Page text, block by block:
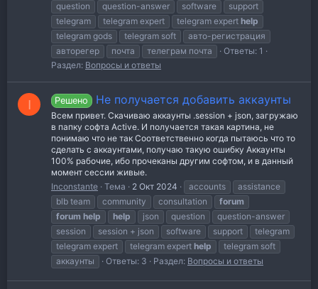
question
question-answer software
support
telegram
telegram expert telegram expert help
telegram gods
telegram soft
авто-регистрация
авторегер
почта телеграм почта
Ответы: 1
Раздел: Вопросы и ответы
I Решено Не получается добавить аккаунты
Всем привет. Скачиваю аккаунты .session + json, загружаю
в папку софта Active. И получается такая картина, не
понимаю что не так Соответственно когда пытаюсь что то
сделать с аккаунтами, получаю такую ошибку Аккаунты
100% рабочие, ибо прочеканы другим софтом, и в данный
момент сессии живые.
Inconstante Тема 2 Окт 2024 accounts
assistance
blb team
community consultation
forum
forum help help json question
question-answer
session
session + json software support
telegram
telegram expert
telegram expert help
telegram soft
аккаунты
Ответы: 3 Раздел: Вопросы и ответы